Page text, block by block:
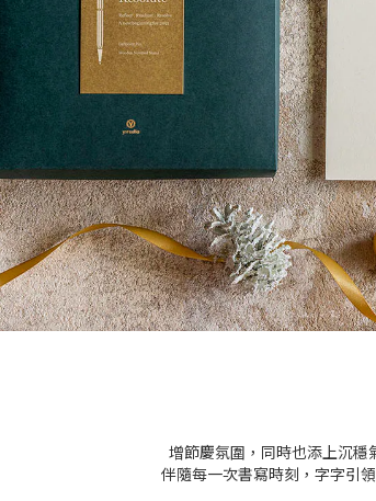
增節慶氛圍，同時也添上沉穩
伴隨每一次書寫時刻，字字引